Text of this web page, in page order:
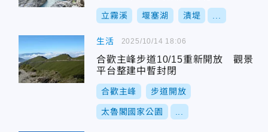
立霧溪 堰塞湖 潰堤
生活
合歡主峰步道10/15重新開放 觀景
平台整建中暫封閉
合歡主峰 步道開放
太魯閣國家公園
2025/10/14 18:06